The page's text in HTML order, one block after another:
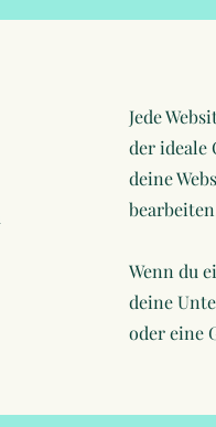
Jede
der ideale
deine
Wenn du
deine
oder eine